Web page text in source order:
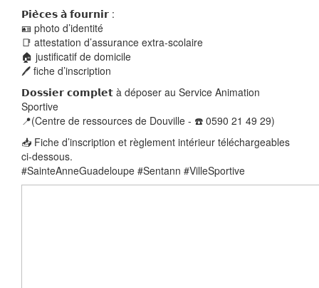
𝗣𝗶𝗲̀𝗰𝗲𝘀 𝗮̀ 𝗳𝗼𝘂𝗿𝗻𝗶𝗿 :
🪪 photo d’identité
📑 attestation d’assurance extra-scolaire
🏠 justificatif de domicile
🖊️ fiche d’inscription
𝗗𝗼𝘀𝘀𝗶𝗲𝗿 𝗰𝗼𝗺𝗽𝗹𝗲𝘁 à déposer au Service Animation
Sportive
📍(Centre de ressources de Douville - ☎️ 0590 21 49 29)
📥 Fiche d’inscription et règlement intérieur téléchargeables
ci-dessous.
#SainteAnneGuadeloupe #Sentann #VilleSportive